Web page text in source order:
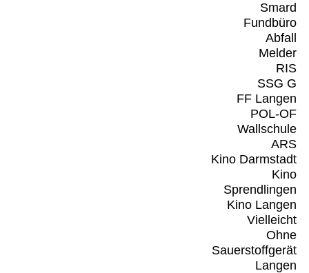
Smard
Fundbüro
Abfall
Melder
RIS
SSG G
FF Langen
POL-OF
Wallschule
ARS
Kino Darmstadt
Kino
Sprendlingen
Kino Langen
Vielleicht
Ohne
Sauerstoffgerät
Langen